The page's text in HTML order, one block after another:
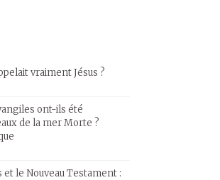
vraiment Jésus ?
ont-ils été
de la mer Morte ?
et le Nouveau Testament :